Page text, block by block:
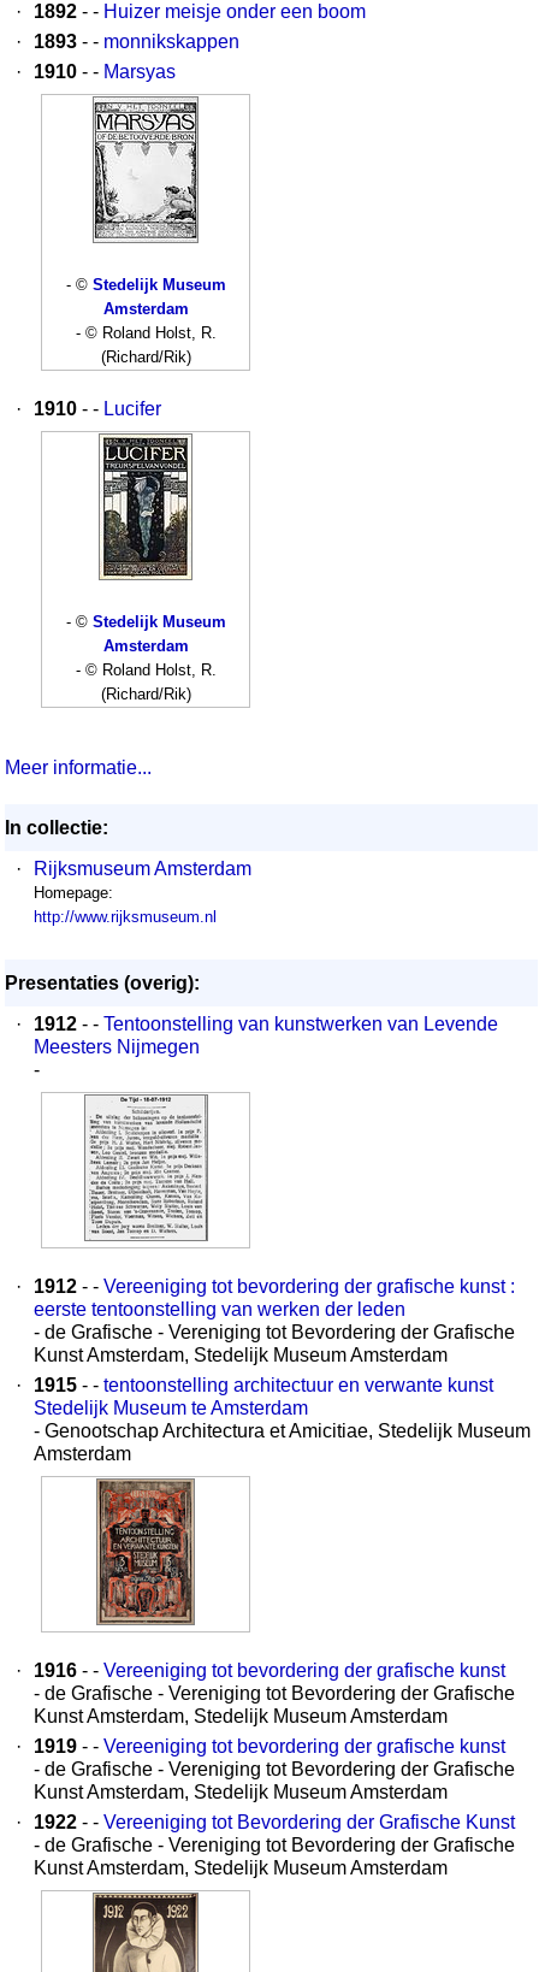
·
1892 - - Huizer meisje onder een boom
·
1893 - - monnikskappen
·
1910 - - Marsyas
- © Stedelijk Museum
Amsterdam
- © Roland Holst, R.
(Richard/Rik)
· 1910 - - Lucifer
- © Stedelijk Museum
Amsterdam
- © Roland Holst, R.
(Richard/Rik)
Meer informatie...
In collectie:
·
Rijksmuseum Amsterdam
Homepage:
http://www.rijksmuseum.nl
Presentaties (overig):
·
1912 - - Tentoonstelling van kunstwerken van Levende
Meesters Nijmegen
-
· 1912 - - Vereeniging tot bevordering der grafische kunst :
eerste tentoonstelling van werken der leden
- de Grafische - Vereniging tot Bevordering der Grafische
Kunst Amsterdam, Stedelijk Museum Amsterdam
·
1915 - - tentoonstelling architectuur en verwante kunst
Stedelijk Museum te Amsterdam
- Genootschap Architectura et Amicitiae, Stedelijk Museum
Amsterdam
· 1916 - - Vereeniging tot bevordering der grafische kunst
- de Grafische - Vereniging tot Bevordering der Grafische
Kunst Amsterdam, Stedelijk Museum Amsterdam
·
1919 - - Vereeniging tot bevordering der grafische kunst
- de Grafische - Vereniging tot Bevordering der Grafische
Kunst Amsterdam, Stedelijk Museum Amsterdam
·
1922 - - Vereeniging tot Bevordering der Grafische Kunst
- de Grafische - Vereniging tot Bevordering der Grafische
Kunst Amsterdam, Stedelijk Museum Amsterdam